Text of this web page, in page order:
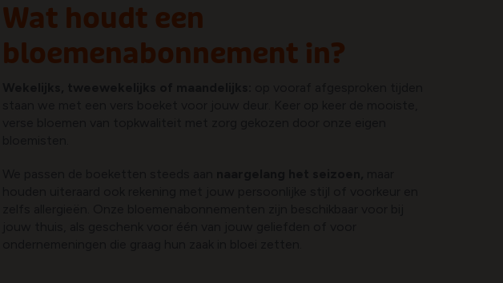
Wat houdt een
bloemenabonnement in?